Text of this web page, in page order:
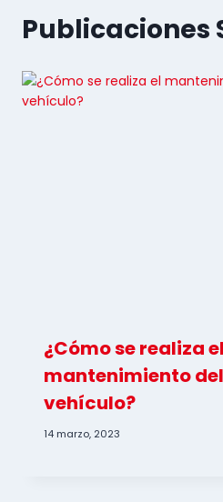
Publicaciones
¿Cómo se realiza el
mantenimiento
vehículo?
14 marzo, 2023